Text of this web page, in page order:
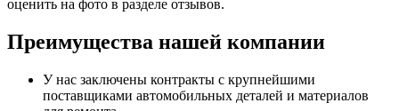
оценить на фото в разделе отзывов.
Преимущества нашей компании
У нас заключены контракты с крупнейшими
поставщиками автомобильных деталей и материалов